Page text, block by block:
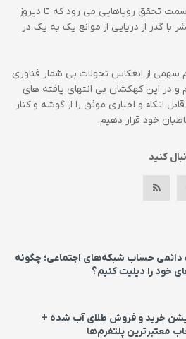
تحقق رویاهایی می رود که تا دیروز
گذر از دریایی از موانع یک به یک در
سهمی از انعکاس تحولات بی شمار فناوری
و در این کهکشان بی انتهای یافته های
اتکاء و اخباری موثق را از گوشه و کنار
خود قرار دهیم.
کنید
حساب شبکه‌های اجتماعی؛ چگونه
خود را دیلیت کنیم؟
خرید و فروش طلای آب شده +
معتبرترین پلتفرم‌ها